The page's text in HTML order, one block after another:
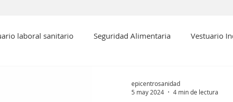
laboral sanitario Seguridad Alimentaria Vestuario
epicentrosanidad
5 may 2024
4 min de lectura